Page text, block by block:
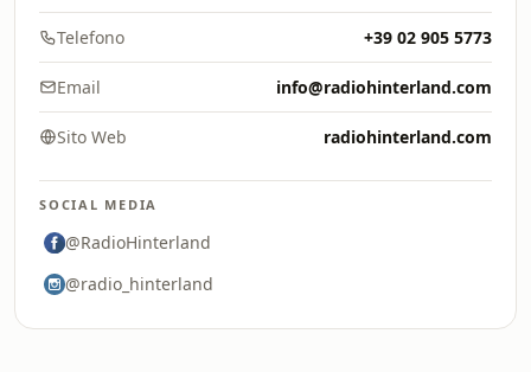
Telefono +39 02 905 5773
Email info@radiohinterland.com
Sito Web radiohinterland.com
SOCIAL MEDIA
@RadioHinterland
@radio_hinterland